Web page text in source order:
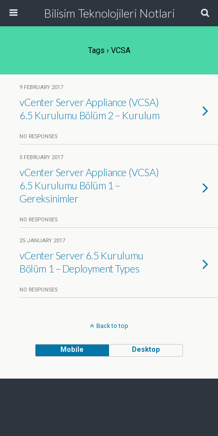
Bilisim Teknolojileri Notlari
Tags › VCSA
9 FEBRUARY 2017
vCenter Server Appliance (VCSA)
6.5 Kurulumu Bölüm 2 – Kurulum
NO RESPONSES
5 FEBRUARY 2017
vCenter Server Appliance (VCSA)
6.5 Kurulumu Bölüm 1 –
Gereksinimler
NO RESPONSES
25 JANUARY 2017
vCenter Server 6.5 Kurulumu
Bölüm 1 – Deployment Types
NO RESPONSES
Back to top
Mobile Desktop